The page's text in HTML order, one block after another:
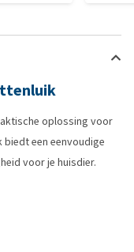
oplossing voor
biedt een eenvoudige
voor je huisdier.